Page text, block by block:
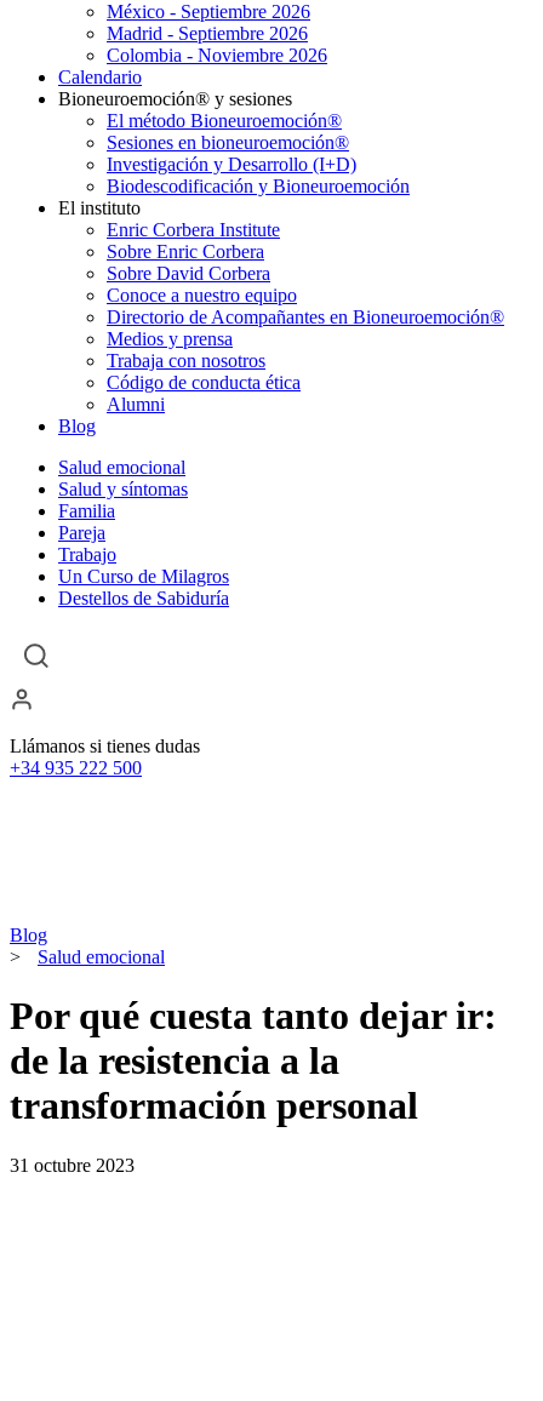
México - Septiembre 2026
Madrid - Septiembre 2026
Colombia - Noviembre 2026
Calendario
Bioneuroemoción® y sesiones
El método Bioneuroemoción®
Sesiones en bioneuroemoción®
Investigación y Desarrollo (I+D)
Biodescodificación y Bioneuroemoción
El instituto
Enric Corbera Institute
Sobre Enric Corbera
Sobre David Corbera
Conoce a nuestro equipo
Directorio de Acompañantes en Bioneuroemoción®
Medios y prensa
Trabaja con nosotros
Código de conducta ética
Alumni
Blog
Salud emocional
Salud y síntomas
Familia
Pareja
Trabajo
Un Curso de Milagros
Destellos de Sabiduría
Llámanos si tienes dudas
+34 935 222 500
Blog
>
Salud emocional
Por qué cuesta tanto dejar ir:
de la resistencia a la
transformación personal
31 octubre 2023